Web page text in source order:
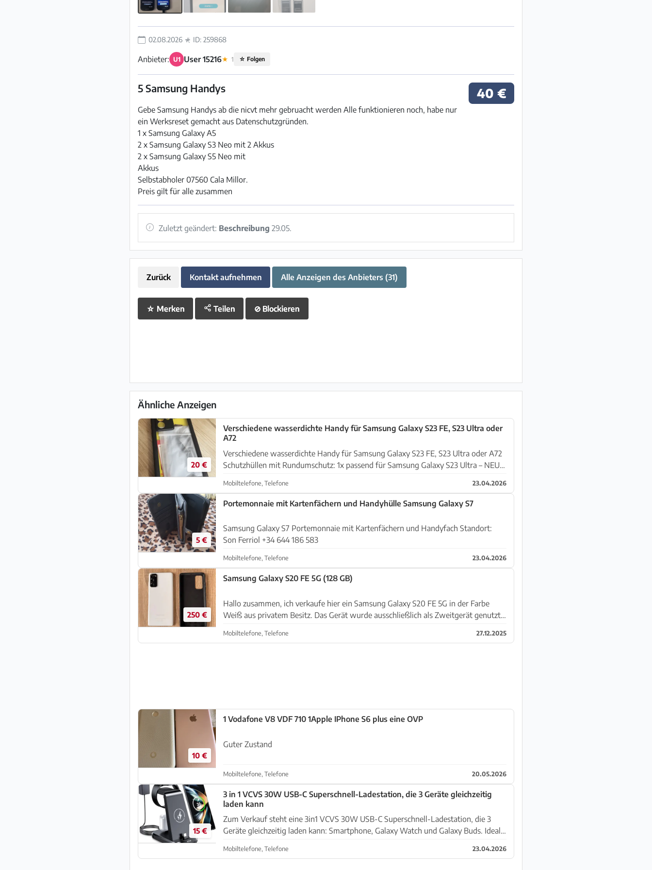
02.08.2026 ID: 259868
Anbieter: U1 User 15216★ 1 ☆ Folgen
40 €
5 Samsung Handys
Gebe Samsung Handys ab die nicvt mehr gebruacht werden Alle funktionieren noch, habe nur
ein Werksreset gemacht aus Datenschutzgründen.
1 x Samsung Galaxy A5
2 x Samsung Galaxy S3 Neo mit 2 Akkus
2 x Samsung Galaxy S5 Neo mit
Akkus
Selbstabholer 07560 Cala Millor.
Preis gilt für alle zusammen
Zuletzt geändert: Beschreibung 29.05.
Zurück Kontakt aufnehmen Alle Anzeigen des Anbieters (31)
☆ Merken Teilen ⊘ Blockieren
Ähnliche Anzeigen
20 €
Verschiedene wasserdichte Handy für Samsung Galaxy S23 FE, S23 Ultra oder
A72
Verschiedene wasserdichte Handy für Samsung Galaxy S23 FE, S23 Ultra oder A72
Schutzhüllen mit Rundumschutz: 1x passend für Samsung Galaxy S23 Ultra – NEU,
Mobiltelefone, Telefone 23.04.2026
5 €
Portemonnaie mit Kartenfächern und Handyhülle Samsung Galaxy S7
Samsung Galaxy S7 Portemonnaie mit Kartenfächern und Handyfach Standort:
Son Ferriol +34 644 186 583
Mobiltelefone, Telefone 23.04.2026
250 €
Samsung Galaxy S20 FE 5G (128 GB)
Hallo zusammen, ich verkaufe hier ein Samsung Galaxy S20 FE 5G in der Farbe
Weiß aus privatem Besitz. Das Gerät wurde ausschließlich als Zweitgerät genutzt
Mobiltelefone, Telefone 27.12.2025
10 €
1 Vodafone V8 VDF 710 1Apple IPhone S6 plus eine OVP
Guter Zustand
Mobiltelefone, Telefone 20.05.2026
15 €
3 in 1 VCVS 30W USB-C Superschnell-Ladestation, die 3 Geräte gleichzeitig
laden kann
Zum Verkauf steht eine 3in1 VCVS 30W USB-C Superschnell-Ladestation, die 3
Geräte gleichzeitig laden kann: Smartphone, Galaxy Watch und Galaxy Buds. Ideal
Mobiltelefone, Telefone 23.04.2026